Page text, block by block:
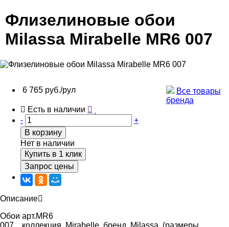
Флизелиновые обои
Milassa Mirabelle MR6 007
6 765 руб./рул
Все товары
бренда
Есть в наличии
-
+
В корзину
Нет в наличии
Купить в 1 клик
Запрос цены
Описание
Обои арт.MR6
007 коллекция Mirabelle бренд Milassa (размеры